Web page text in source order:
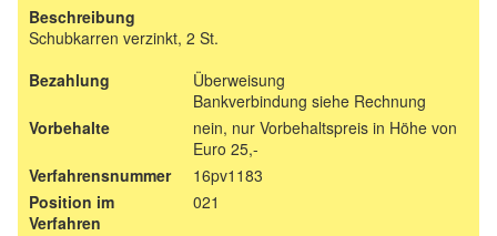
Beschreibung
Schubkarren verzinkt, 2 St.
Bezahlung
Überweisung
Bankverbindung siehe Rechnung
Vorbehalte
nein, nur Vorbehaltspreis in Höhe von
Euro 25,-
Verfahrensnummer
16pv1183
Position im
Verfahren
021